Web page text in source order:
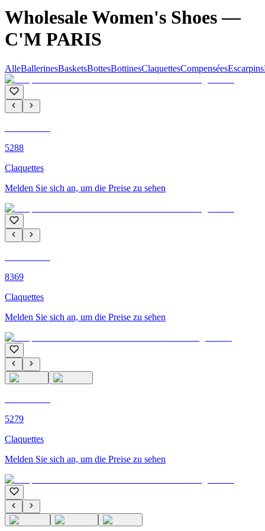
Wholesale Women's Shoes —
C'M PARIS
AlleBallerinesBasketsBottesBottinesClaquettesCompenséesEscarpins
5288
Claquettes
Melden Sie sich an, um die Preise zu sehen
8369
Claquettes
Melden Sie sich an, um die Preise zu sehen
5279
Claquettes
Melden Sie sich an, um die Preise zu sehen